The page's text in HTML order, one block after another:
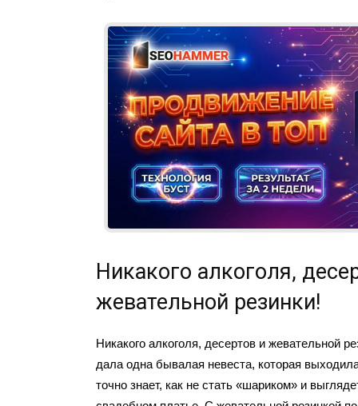
Никакого алкоголя,
жевательной резинки!
Никакого алкоголя, десертов и жевательной
дала одна бывалая невеста, которая
точно знает, как не стать «шариком» и